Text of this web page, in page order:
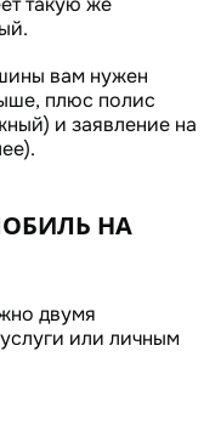
вам нужен
плюс полис
и заявление на
НА
двумя
или личным